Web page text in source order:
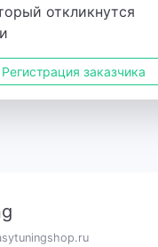
откликнутся
заказчика